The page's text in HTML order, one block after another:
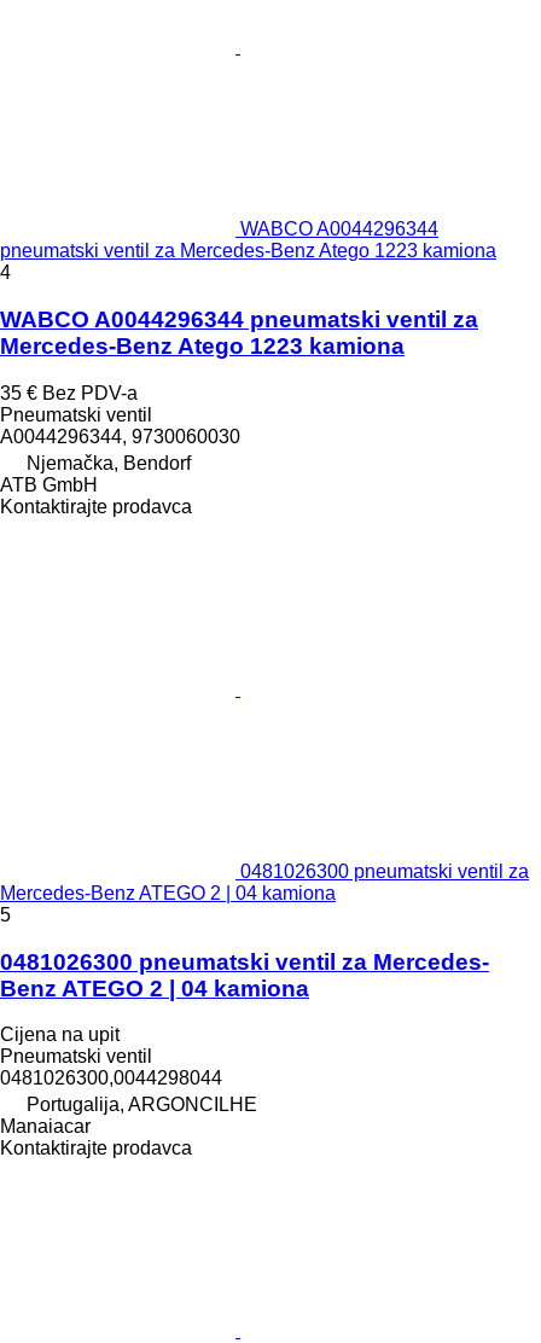
WABCO A0044296344
pneumatski ventil za Mercedes-Benz Atego 1223 kamiona
4
WABCO A0044296344 pneumatski ventil za
Mercedes-Benz Atego 1223 kamiona
35 € Bez PDV-a
Pneumatski ventil
A0044296344, 9730060030
Njemačka, Bendorf
ATB GmbH
Kontaktirajte prodavca
0481026300 pneumatski ventil za
Mercedes-Benz ATEGO 2 | 04 kamiona
5
0481026300 pneumatski ventil za Mercedes-
Benz ATEGO 2 | 04 kamiona
Cijena na upit
Pneumatski ventil
0481026300,0044298044
Portugalija, ARGONCILHE
Manaiacar
Kontaktirajte prodavca